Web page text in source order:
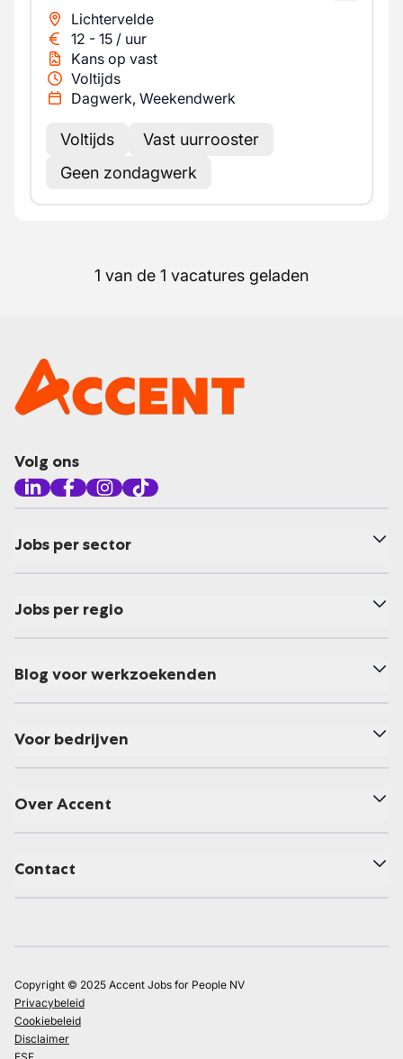
Lichtervelde
12 - 15 / uur
Kans op vast
Voltijds
Dagwerk, Weekendwerk
Voltijds
Vast uurrooster
Geen zondagwerk
1 van de 1 vacatures geladen
Volg ons
Jobs per sector
Jobs per regio
Blog voor werkzoekenden
Voor bedrijven
Over Accent
Contact
Copyright © 2025 Accent Jobs for People NV
Privacybeleid
Cookiebeleid
Disclaimer